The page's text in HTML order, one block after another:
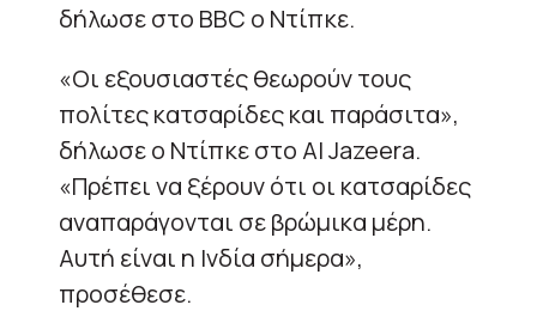
δήλωσε στο BBC ο Ντίπκε.
«Οι εξουσιαστές θεωρούν τους
πολίτες κατσαρίδες και παράσιτα»,
δήλωσε ο Ντίπκε στο Al Jazeera.
«Πρέπει να ξέρουν ότι οι κατσαρίδες
αναπαράγονται σε βρώμικα μέρη.
Αυτή είναι η Ινδία σήμερα»,
προσέθεσε.